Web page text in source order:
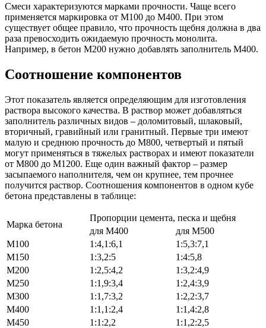
Смеси характеризуются марками прочности. Чаще всего
применяется маркировка от М100 до М400. При этом
существует общее правило, что прочность щебня должна в два
раза превосходить ожидаемую прочность монолита.
Например, в бетон М200 нужно добавлять заполнитель М400.
Соотношение компонентов
Этот показатель является определяющим для изготовления
раствора высокого качества. В раствор может добавляться
заполнитель различных видов – доломитовый, шлаковый,
вторичный, гравийный или гранитный. Первые три имеют
малую и среднюю прочность до М800, четвертый и пятый
могут применяться в тяжелых растворах и имеют показатели
от М800 до М1200. Еще один важный фактор – размер
засыпаемого наполнителя, чем он крупнее, тем прочнее
получится раствор. Соотношения компонентов в одном кубе
бетона представлены в таблице:
Марка бетона
Пропорции цемента, песка и щебня
для М400
для М500
М100
1:4,1:6,1
1:5,3:7,1
М150
1:3,2:5
1:4:5,8
М200
1:2,5:4,2
1:3,2:4,9
М250
1:1,9:3,4
1:2,4:3,9
М300
1:1,7:3,2
1:2,2:3,7
М400
1:1,1:2,4
1:1,4:2,8
М450
1:1:2,2 1:1,2:2,5